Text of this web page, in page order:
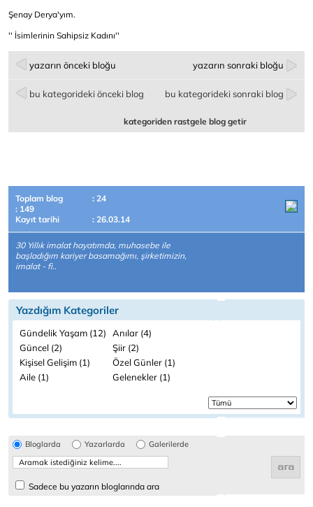
Şenay Derya'yım.
'' İsimlerinin Sahipsiz Kadını''
yazarın önceki bloğu yazarın sonraki bloğu
bu kategorideki önceki blog bu kategorideki sonraki blog
kategoriden rastgele blog getir
Toplam blog
: 24
: 149
Kayıt tarihi
: 26.03.14
30 Yıllık imalat hayatımda, muhasebe ile
başladığım kariyer basamağımı, şirketimizin,
imalat - fi..
Yazdığım Kategoriler
Gündelik Yaşam (12)
Anılar (4)
Güncel (2)
Şiir (2)
Kişisel Gelişim (1)
Özel Günler (1)
Aile (1)
Gelenekler (1)
Bloglarda Yazarlarda Galerilerde
Sadece bu yazarın bloglarında ara